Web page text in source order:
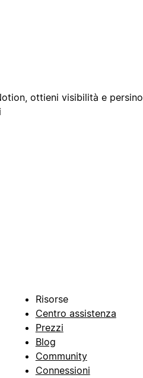
ottieni visibilità e persino
Risorse
Centro assistenza
Prezzi
Blog
Community
Connessioni